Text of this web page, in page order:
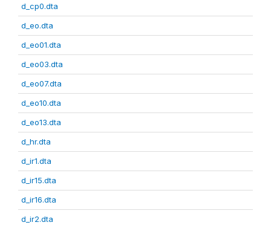
d_cp0.dta
d_eo.dta
d_eo01.dta
d_eo03.dta
d_eo07.dta
d_eo10.dta
d_eo13.dta
d_hr.dta
d_ir1.dta
d_ir15.dta
d_ir16.dta
d_ir2.dta